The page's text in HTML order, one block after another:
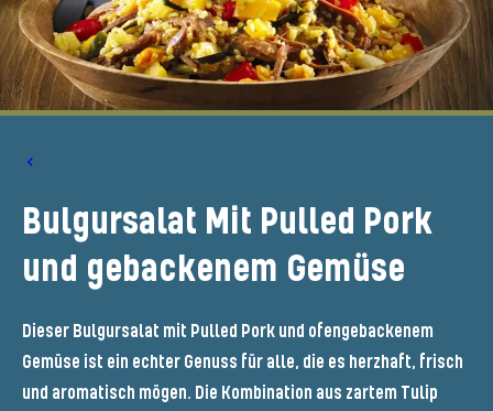
Bulgursalat Mit Pulled Pork
und gebackenem Gemüse
Dieser Bulgursalat mit Pulled Pork und ofengebackenem
Gemüse ist ein echter Genuss für alle, die es herzhaft, frisch
und aromatisch mögen. Die Kombination aus zartem Tulip